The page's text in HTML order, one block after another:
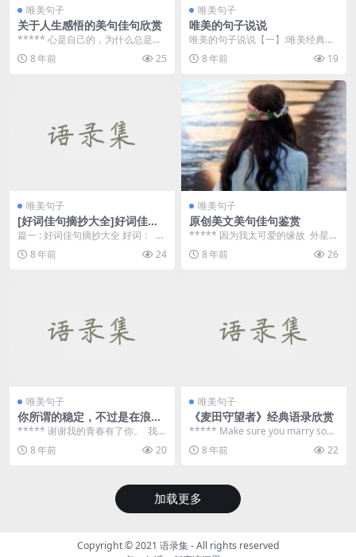
唯美句子
关于人生感悟的美句佳句欣赏
***** 心是自己的，为什么总是被
别人伤？情是俩个人的，为什么剩
我一个人扛？一...
8 年前 25
唯美句子
唯美的句子说说
唯美的句子说说【一】:唯美经典句
子的说说 唯美经典句子的说说 &
n... 8 年前 19
唯美句子
[好词佳句摘抄大全]好词佳句
摘抄大全
篇一 : 好词佳句摘抄大全 好词：
勤奋 刻苦 认真 专注 钻研 ...
8 年前 24
唯美句子
原创美文美句佳句鉴赏
***** 因为我太可爱的缘故 外星人
决定将我抓走 他们...
8 年前 26
唯美句子
你所谓的稳定，不过是在浪费
生命
***** 谢谢我的青春有了你。 我不
喜欢离别，不喜欢分道扬镳的生
活...8 年前 20
唯美句子
《麦田守望者》经典语录欣赏
***** Make sure you marry som
eone who la...
8 年前 22
加载更多
Copyright © 2021 语录集- All rights reserved